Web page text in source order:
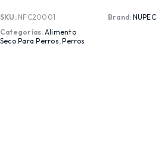
SKU: NFC20001
Categorías: Alimento
Seco Para Perros,Perros
Brand: NUPEC